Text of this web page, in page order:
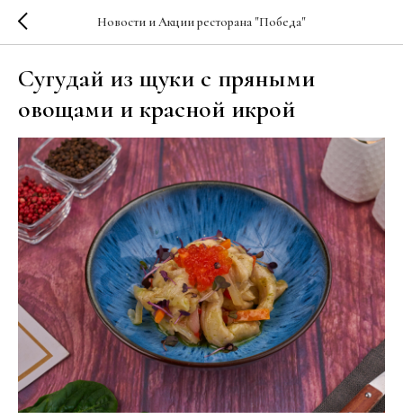
Новости и Акции ресторана "Победа"
Сугудай из щуки с пряными
овощами и красной икрой